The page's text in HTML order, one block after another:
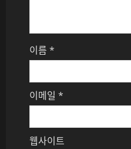
이름 *
이메일 *
웹사이트